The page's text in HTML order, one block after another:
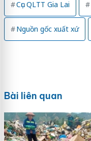
Cục QLTT Gia Lai
Nguồn gốc xuất xứ
Bài liên quan